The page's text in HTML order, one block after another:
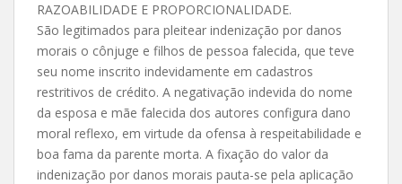
RAZOABILIDADE E PROPORCIONALIDADE.
São legitimados para pleitear indenização por danos
morais o cônjuge e filhos de pessoa falecida, que teve
seu nome inscrito indevidamente em cadastros
restritivos de crédito. A negativação indevida do nome
da esposa e mãe falecida dos autores configura dano
moral reflexo, em virtude da ofensa à respeitabilidade e
boa fama da parente morta. A fixação do valor da
indenização por danos morais pauta-se pela aplicação